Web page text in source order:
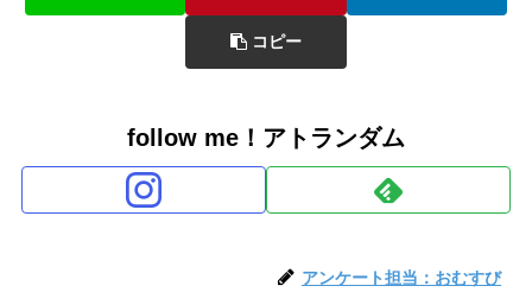
コピー
follow me！アトランダム
アンケート担当：おむすび